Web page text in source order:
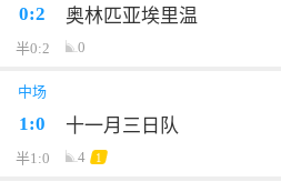
0:2 奥林匹亚埃里温
半0:2 0
中场
1:0 十一月三日队
半1:0 4 1